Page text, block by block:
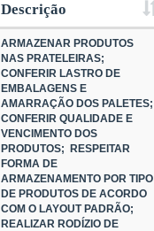
Descrição
ARMAZENAR PRODUTOS
NAS PRATELEIRAS;
CONFERIR LASTRO DE
EMBALAGENS E
AMARRAÇÃO DOS PALETES;
CONFERIR QUALIDADE E
VENCIMENTO DOS
PRODUTOS; RESPEITAR
FORMA DE
ARMAZENAMENTO POR TIPO
DE PRODUTOS DE ACORDO
COM O LAYOUT PADRÃO;
REALIZAR RODÍZIO DE